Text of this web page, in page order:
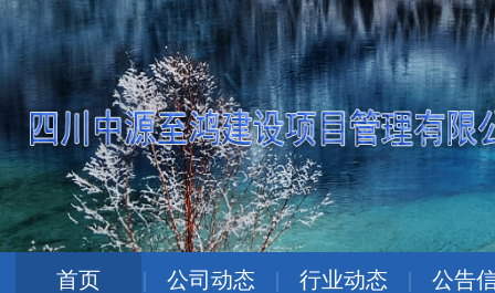
首页 | 公司动态 | 行业动态 | 公告